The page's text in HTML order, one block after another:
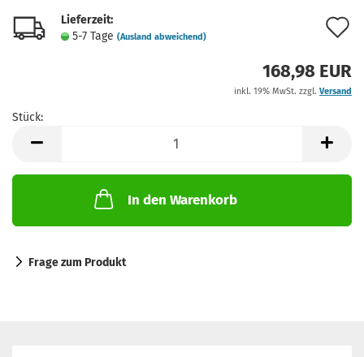
Lieferzeit:
5-7 Tage (Ausland abweichend)
168,98 EUR
inkl. 19% MwSt. zzgl. Versand
Stück:
In den Warenkorb
Frage zum Produkt